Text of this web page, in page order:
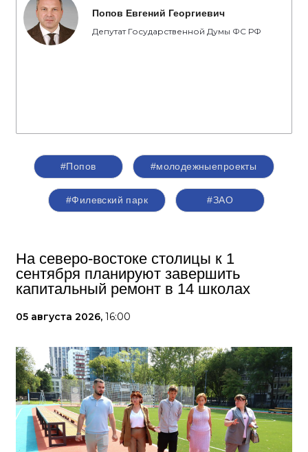
Попов Евгений Георгиевич
Депутат Государственной Думы ФС РФ
#Попов #молодежныепроекты
#Филевский парк #ЗАО
На северо-востоке столицы к 1
сентября планируют завершить
капитальный ремонт в 14 школах
05 августа 2026, 16:00